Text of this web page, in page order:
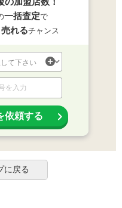
一括査定で
れるチャンス
依頼する
に戻る